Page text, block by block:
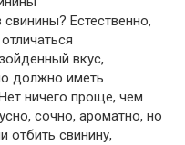
Естественно,
вкус,
должно иметь
ничего проще, чем
сочно, ароматно, но
отбить свинину,